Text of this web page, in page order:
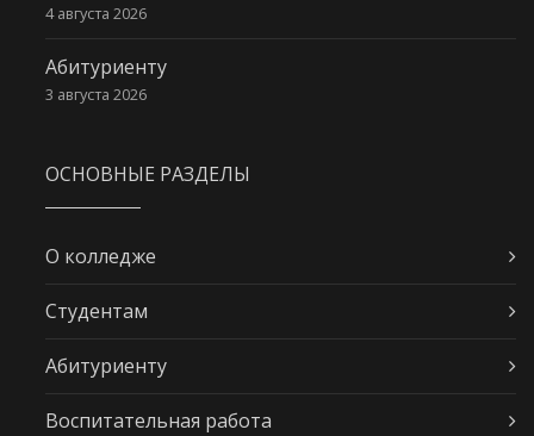
4 августа 2026
Абитуриенту
3 августа 2026
ОСНОВНЫЕ РАЗДЕЛЫ
О колледже
Студентам
Абитуриенту
Воспитательная работа